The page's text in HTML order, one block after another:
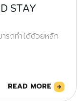
STAY
ารถทำได้ด้วยหลัก
READ MORE